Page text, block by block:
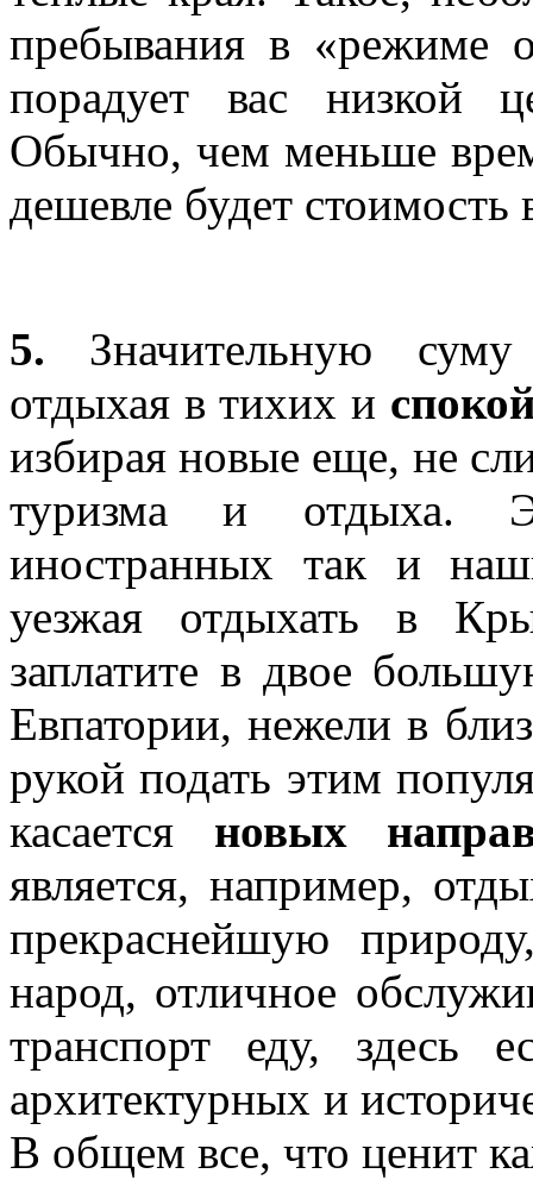
пребывания в «режиме
порадует вас низкой
Обычно, чем меньше
дешевле будет стоимость
5. Значительную
отдыхая в тихих и
избирая новые еще, не
туризма и отдыха.
иностранных так и
уезжая отдыхать в
заплатите в двое
Евпатории, нежели в
рукой подать этим
касается новых
является, например,
прекраснейшую
народ, отличное
транспорт еду, здесь
архитектурных и
В общем все, что ценит